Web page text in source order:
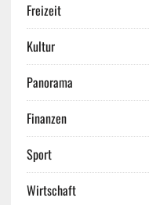
Freizeit
Kultur
Panorama
Finanzen
Sport
Wirtschaft